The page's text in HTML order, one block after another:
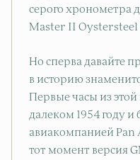
серого хронометра
Master II Oystersteel
Но сперва давайте
в историю
Первые часы из
далеком 1954 году и
авиакомпанией Pan
тот момент версия